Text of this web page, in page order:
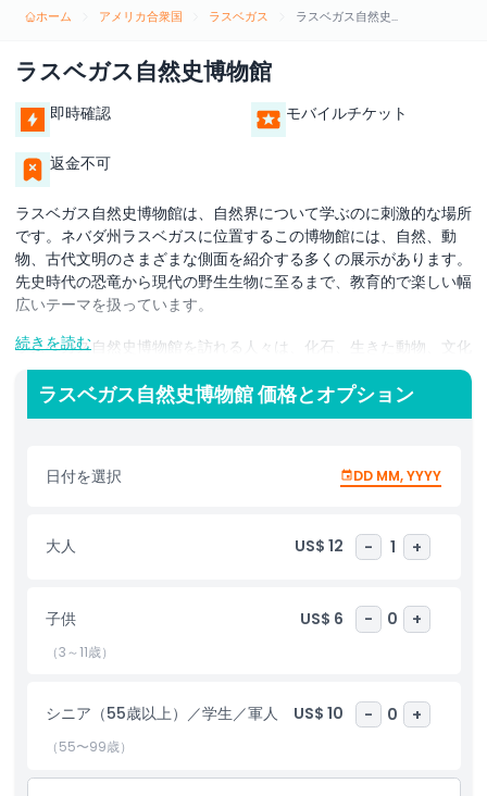
ホーム アメリカ合衆国 ラスベガス ラスベガス自然史博物館
ラスベガス自然史博物館
即時確認 モバイルチケット
返金不可
ラスベガス自然史博物館は、自然界について学ぶのに刺激的な場所
です。ネバダ州ラスベガスに位置するこの博物館には、自然、動
物、古代文明のさまざまな側面を紹介する多くの展示があります。
先史時代の恐竜から現代の野生生物に至るまで、教育的で楽しい幅
広いテーマを扱っています。
ラスベガス自然史博物館を訪れる人々は、化石、生きた動物、文化
遺物を展示するさまざまなギャラリーを探索できます。人気の展示
のひとつは「恐竜ギャラリー」で、実物大の恐竜模型を見たり、そ
れらの歴史について学んだりできます。もう一つの人気展示は「海
は、自然界や自然保護の重要性について来館者の理解を深めるのに
います。
常設展示に加え、ラスベガス自然史博物館は年間を通じて特別イベ
学のさまざまな側面について学ぶユニークな機会を提供します。来
館者は、学びが楽しく充実する実践的なアクティビティ、ワークシ
ョップ、講義を楽しむことができます。
続きを読む
ラスベガス自然史博物館 価格とオプション
日付を選択 DD MM, YYYY
大人 US$ 12 - 1 +
子供 US$ 6 - 0 +
（3～11歳）
シニア（55歳以上）／学生／軍人 US$ 10 - 0 +
（55〜99歳）